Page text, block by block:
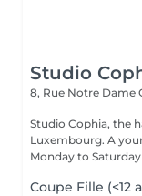
Studio
8, Rue Notre Dame
Studio Cophia, the
Luxembourg. A
Coupe Fille (<12